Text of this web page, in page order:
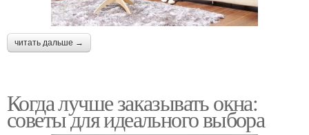
читать дальше →
Когда лучше заказывать окна:
советы для идеального выбора